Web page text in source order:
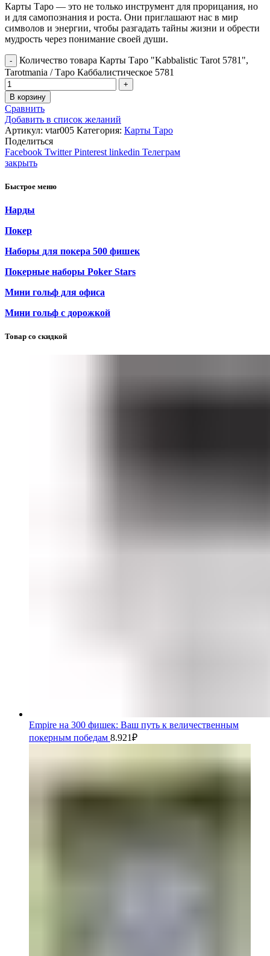
Карты Таро — это не только инструмент для прорицания, но
и для самопознания и роста. Они приглашают нас в мир
символов и энергии, чтобы разгадать тайны жизни и обрести
мудрость через понимание своей души.
Количество товара Карты Таро "Kabbalistic Tarot 5781",
Tarotmania / Таро Каббалистическое 5781
В корзину
Сравнить
Добавить в список желаний
Артикул: vtar005 Категория: Карты Таро
Поделиться
Facebook Twitter Pinterest linkedin Телеграм
закрыть
Быстрое меню
Нарды
Покер
Наборы для покера 500 фишек
Покерные наборы Poker Stars
Мини гольф для офиса
Мини гольф с дорожкой
Товар со скидкой
Empire на 300 фишек: Ваш путь к величественным
покерным победам 8.921₽